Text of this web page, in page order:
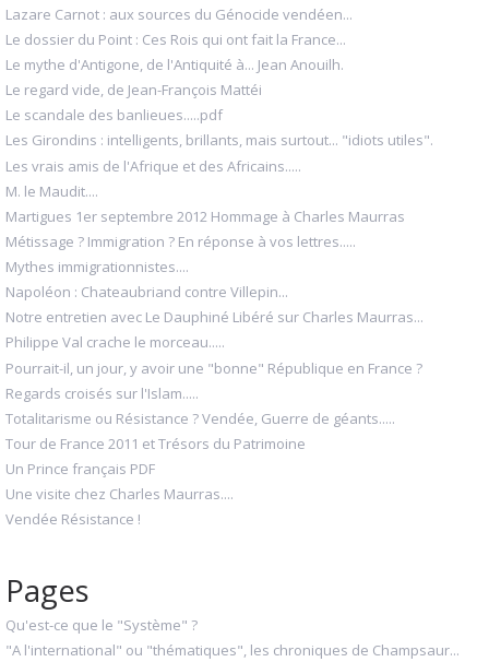
Lazare Carnot : aux sources du Génocide vendéen...
Le dossier du Point : Ces Rois qui ont fait la France...
Le mythe d'Antigone, de l'Antiquité à... Jean Anouilh.
Le regard vide, de Jean-François Mattéi
Le scandale des banlieues.....pdf
Les Girondins : intelligents, brillants, mais surtout... "idiots utiles".
Les vrais amis de l'Afrique et des Africains.....
M. le Maudit....
Martigues 1er septembre 2012 Hommage à Charles Maurras
Métissage ? Immigration ? En réponse à vos lettres.....
Mythes immigrationnistes....
Napoléon : Chateaubriand contre Villepin...
Notre entretien avec Le Dauphiné Libéré sur Charles Maurras...
Philippe Val crache le morceau.....
Pourrait-il, un jour, y avoir une "bonne" République en France ?
Regards croisés sur l'Islam.....
Totalitarisme ou Résistance ? Vendée, Guerre de géants.....
Tour de France 2011 et Trésors du Patrimoine
Un Prince français PDF
Une visite chez Charles Maurras....
Vendée Résistance !
Pages
Qu'est-ce que le "Système" ?
"A l'international" ou "thématiques", les chroniques de Champsaur...